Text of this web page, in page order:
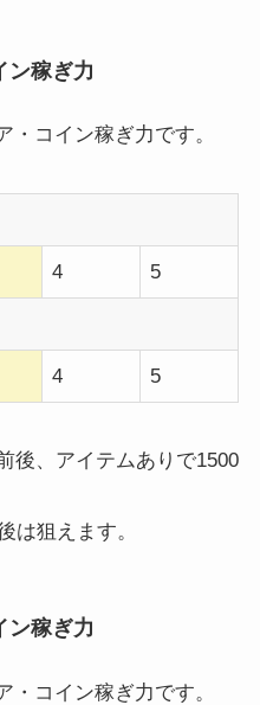
ン稼ぎ力
・コイン稼ぎ力です。
4 5
4 5
後、アイテムありで1500
は狙えます。
ン稼ぎ力
・コイン稼ぎ力です。